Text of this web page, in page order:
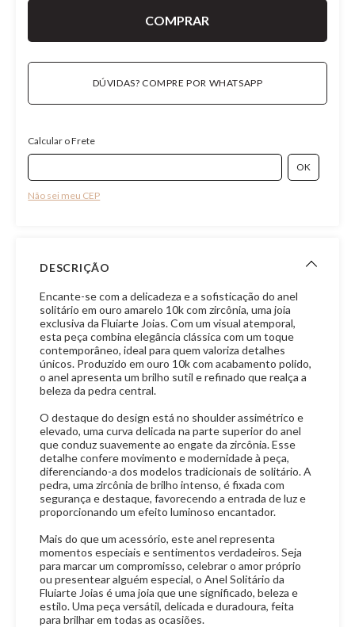
DÚVIDAS? COMPRE POR WHATSAPP
Calcular o Frete
Não sei meu CEP
DESCRIÇÃO
Encante-se com a delicadeza e a sofisticação do anel
solitário em ouro amarelo 10k com zircônia, uma joia
exclusiva da Fluiarte Joias. Com um visual atemporal,
esta peça combina elegância clássica com um toque
contemporâneo, ideal para quem valoriza detalhes
únicos. Produzido em ouro 10k com acabamento polido,
o anel apresenta um brilho sutil e refinado que realça a
beleza da pedra central.
O destaque do design está no shoulder assimétrico e
elevado, uma curva delicada na parte superior do anel
que conduz suavemente ao engate da zircônia. Esse
detalhe confere movimento e modernidade à peça,
diferenciando-a dos modelos tradicionais de solitário. A
pedra, uma zircônia de brilho intenso, é fixada com
segurança e destaque, favorecendo a entrada de luz e
proporcionando um efeito luminoso encantador.
Mais do que um acessório, este anel representa
momentos especiais e sentimentos verdadeiros. Seja
para marcar um compromisso, celebrar o amor próprio
ou presentear alguém especial, o Anel Solitário da
Fluiarte Joias é uma joia que une significado, beleza e
estilo. Uma peça versátil, delicada e duradoura, feita
para brilhar em todas as ocasiões.